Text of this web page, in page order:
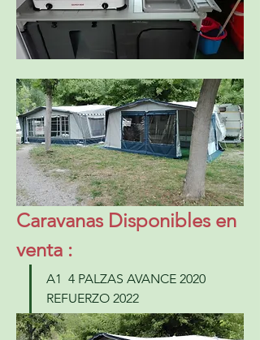
Caravanas Disponibles en
venta :
A1  4 PALZAS AVANCE 2020
REFUERZO 2022